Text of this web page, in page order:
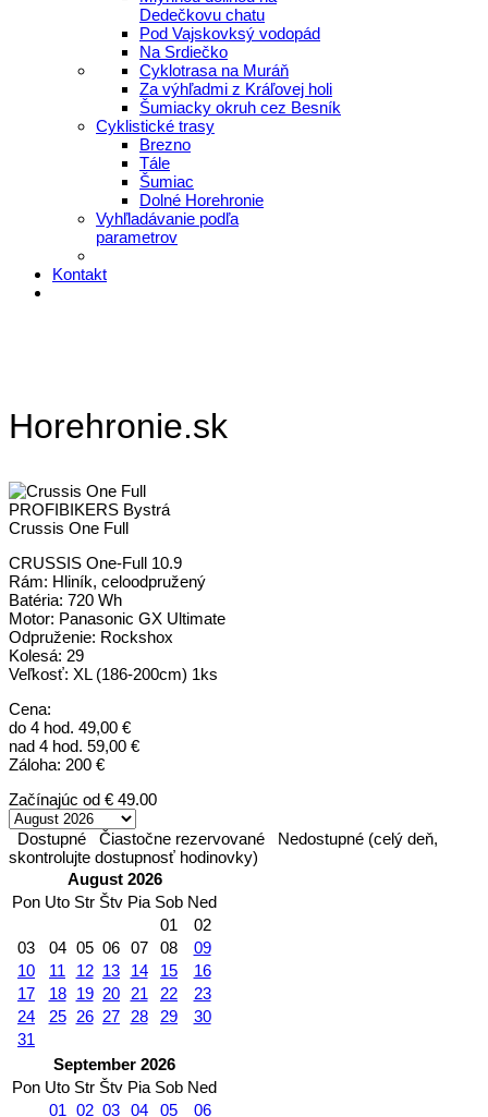
Dedečkovu chatu
Pod Vajskovksý vodopád
Na Srdiečko
Cyklotrasa na Muráň
Za výhľadmi z Kráľovej holi
Šumiacky okruh cez Besník
Cyklistické trasy
Brezno
Tále
Šumiac
Dolné Horehronie
Vyhľladávanie podľa
parametrov
Kontakt
Horehronie.sk
PROFIBIKERS Bystrá
Crussis One Full
CRUSSIS One-Full 10.9
Rám: Hliník, celoodpružený
Batéria: 720 Wh
Motor: Panasonic GX Ultimate
Odpruženie: Rockshox
Kolesá: 29
Veľkosť: XL (186-200cm) 1ks
Cena:
do 4 hod. 49,00 €
nad 4 hod. 59,00 €
Záloha: 200 €
Začínajúc od € 49.00
Dostupné Čiastočne rezervované
Nedostupné (celý deň,
skontrolujte dostupnosť hodinovky)
August 2026
Pon Uto Str Štv Pia Sob Ned
01
02
03
04 05 06 07 08
09
10
11 12 13 14 15
16
17
18 19 20 21 22
23
24
25 26 27 28 29
30
31
September 2026
Pon Uto Str Štv Pia Sob Ned
01 02 03 04 05
06